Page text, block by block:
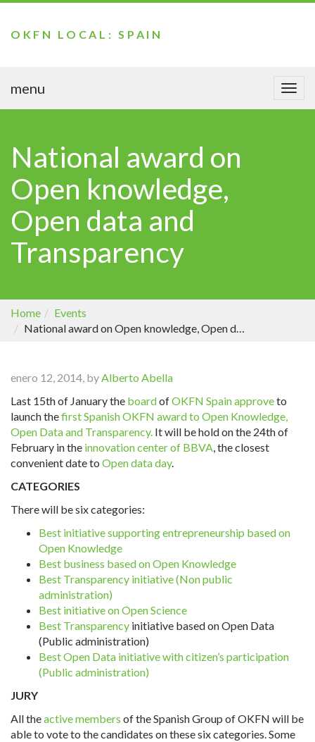
OKFN LOCAL: SPAIN
menu
National award on
Open knowledge,
Open data and
Transparency
Home
Events
National award on Open knowledge, Open data and Transparency
enero 12, 2014, byAlberto Abella
Last 15th of January the boardofOKFN Spainapproveto
launch thefirst Spanish OKFN award to Open Knowledge,
Open Data and Transparency. It will be hold on the 24th of
February in the innovation center of BBVA, the closest
convenient date to Open data day.
CATEGORIES
There will be six categories:
Best initiative supporting entrepreneurship based on
Open Knowledge
Best business based on Open Knowledge
Best Transparency initiative (Non public
administration)
Best initiative on Open Science
Best Transparency initiative based on Open Data
(Public administration)
Best Open Data initiative with citizen’s participation
(Public administration)
JURY
All theactive members of the Spanish Group of OKFN will be
able to vote to the candidates on these six categories. Some